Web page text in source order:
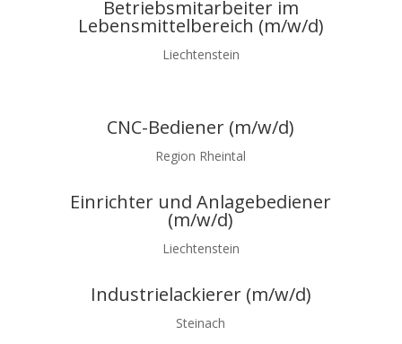
Betriebsmitarbeiter im
Lebensmittelbereich (m/w/d)
Liechtenstein
CNC-Bediener (m/w/d)
Region Rheintal
Einrichter und Anlagebediener
(m/w/d)
Liechtenstein
Industrielackierer (m/w/d)
Steinach